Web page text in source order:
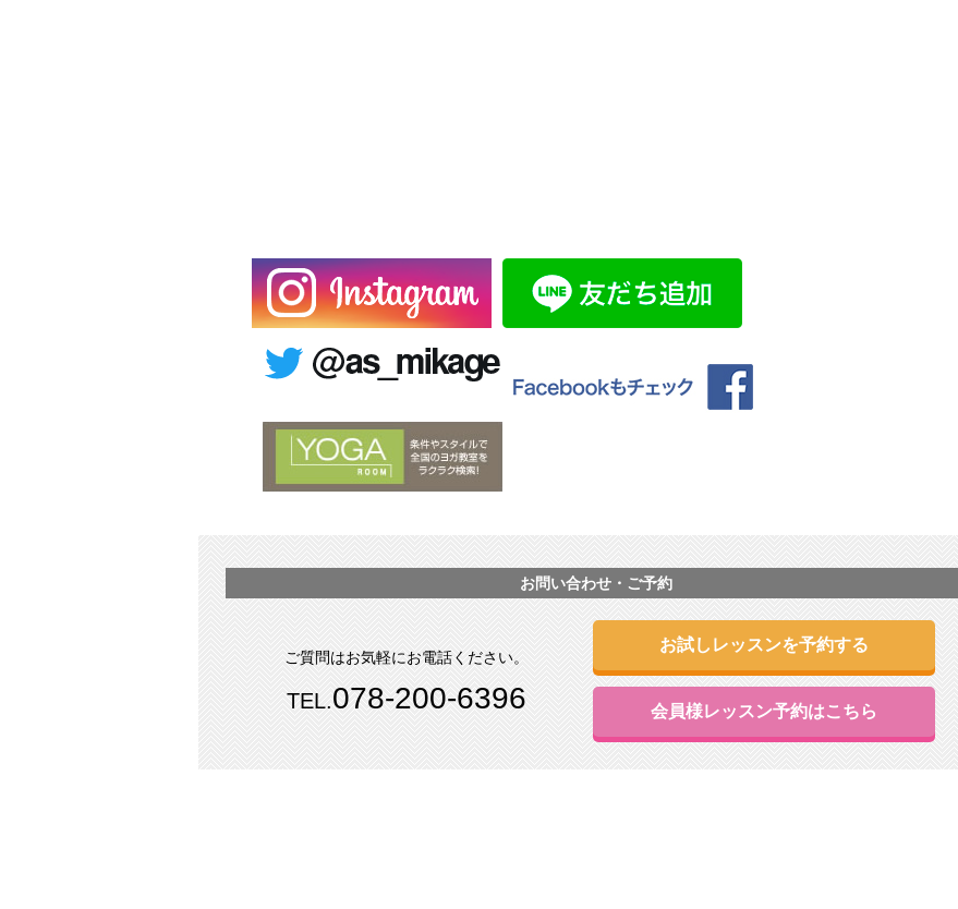
お問い合わせ・ご予約
ご質問はお気軽にお電話ください。
TEL.078-200-6396
お試しレッスンを予約する
会員様レッスン予約はこちら